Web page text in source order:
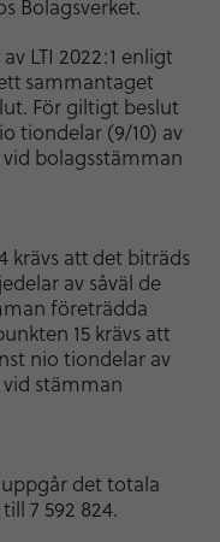
Bolagsverket.
LTI 2022:1 enligt
sammantaget
För giltigt beslut
tiondelar (9/10) av
bolagsstämman
krävs att det biträds
av såväl de
företrädda
15 krävs att
nio tiondelar av
stämman
det totala
7 592 824.